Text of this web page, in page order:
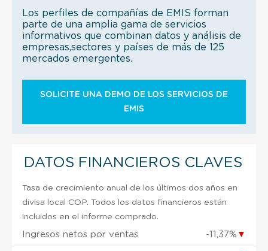
Los perfiles de compañías de EMIS forman
parte de una amplia gama de servicios
informativos que combinan datos y análisis de
empresas,sectores y países de más de 125
mercados emergentes.
SOLICITE UNA DEMO DE LOS SERVICIOS DE
EMIS
DATOS FINANCIEROS CLAVES
Tasa de crecimiento anual de los últimos dos años en
divisa local COP. Todos los datos financieros están
incluidos en el informe comprado.
Ingresos netos por ventas -11,37% ▼